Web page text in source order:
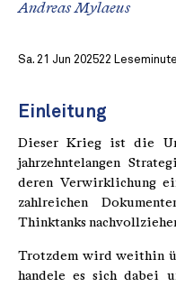
Andreas Mylaeus
Sa. 21 Jun 202522
Einleitung
Dieser Krieg ist die
jahrzehntelangen
deren Verwirklichung
zahlreichen
Thinktanks
Trotzdem wird weithin
handele es sich dabei